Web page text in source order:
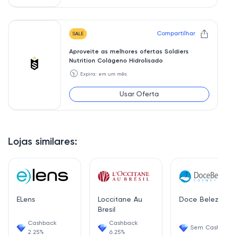
Lojas similares:
ELens
Cashback
2.25%
Loccitane Au
Bresil
Cashback
6.25%
Doce Beleza
Sem
SALE Compartilhar
Aproveite as melhores ofertas Soldiers
Nutrition Colágeno Hidrolisado
🕥 Expira: em um mês
Usar Oferta